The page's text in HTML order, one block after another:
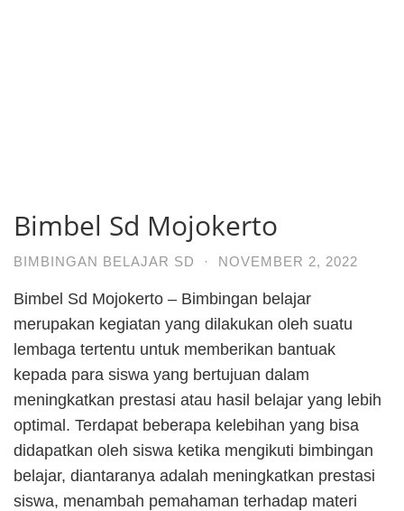
Bimbel Sd Mojokerto
BIMBINGAN BELAJAR SD · NOVEMBER 2, 2022
Bimbel Sd Mojokerto – Bimbingan belajar
merupakan kegiatan yang dilakukan oleh suatu
lembaga tertentu untuk memberikan bantuak
kepada para siswa yang bertujuan dalam
meningkatkan prestasi atau hasil belajar yang lebih
optimal. Terdapat beberapa kelebihan yang bisa
didapatkan oleh siswa ketika mengikuti bimbingan
belajar, diantaranya adalah meningkatkan prestasi
siswa, menambah pemahaman terhadap materi